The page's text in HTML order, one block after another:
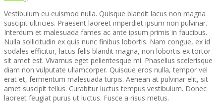
Vestibulum eu euismod nulla. Quisque blandit lacus non magna
suscipit ultricies. Praesent laoreet imperdiet ipsum non pulvinar.
Interdum et malesuada fames ac ante ipsum primis in faucibus.
Nulla sollicitudin ex quis nunc finibus lobortis. Nam congue, ex id
sodales efficitur, lacus felis blandit magna, non lobortis ex tortor
sit amet est. Vivamus eget pellentesque mi. Phasellus scelerisque
diam non vulputate ullamcorper. Quisque eros nulla, tempor vel
erat et, fermentum malesuada turpis. Aenean at pulvinar elit, sit
amet suscipit tellus. Curabitur luctus tempus vestibulum. Donec
laoreet feugiat purus ut luctus. Fusce a risus metus.